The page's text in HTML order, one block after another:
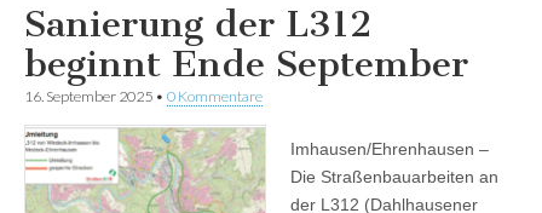
Sanierung der L312
beginnt Ende September
16. September 2025 • 0 Kommentare
Imhausen/Ehrenhausen –
Die Straßenbauarbeiten an
der L312 (Dahlhausener